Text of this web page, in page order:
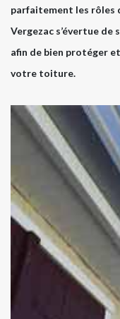
parfaitement les rôles
Vergezac s’évertue
afin de bien protéger
votre toiture.